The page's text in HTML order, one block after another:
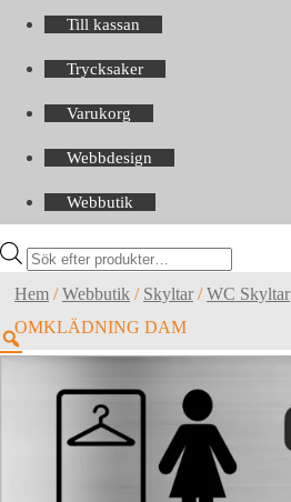
Till kassan
Trycksaker
Varukorg
Webbdesign
Webbutik
Products
Hem /Webbutik / Skyltar /WC Skyltar
OMKLÄDNING DAM